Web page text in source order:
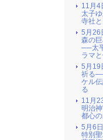
11月4
太子
寺社
5月26
森の
──太
ラマ
5月19
祈る
ケル
る
11月
明治
都心
5月6
特別